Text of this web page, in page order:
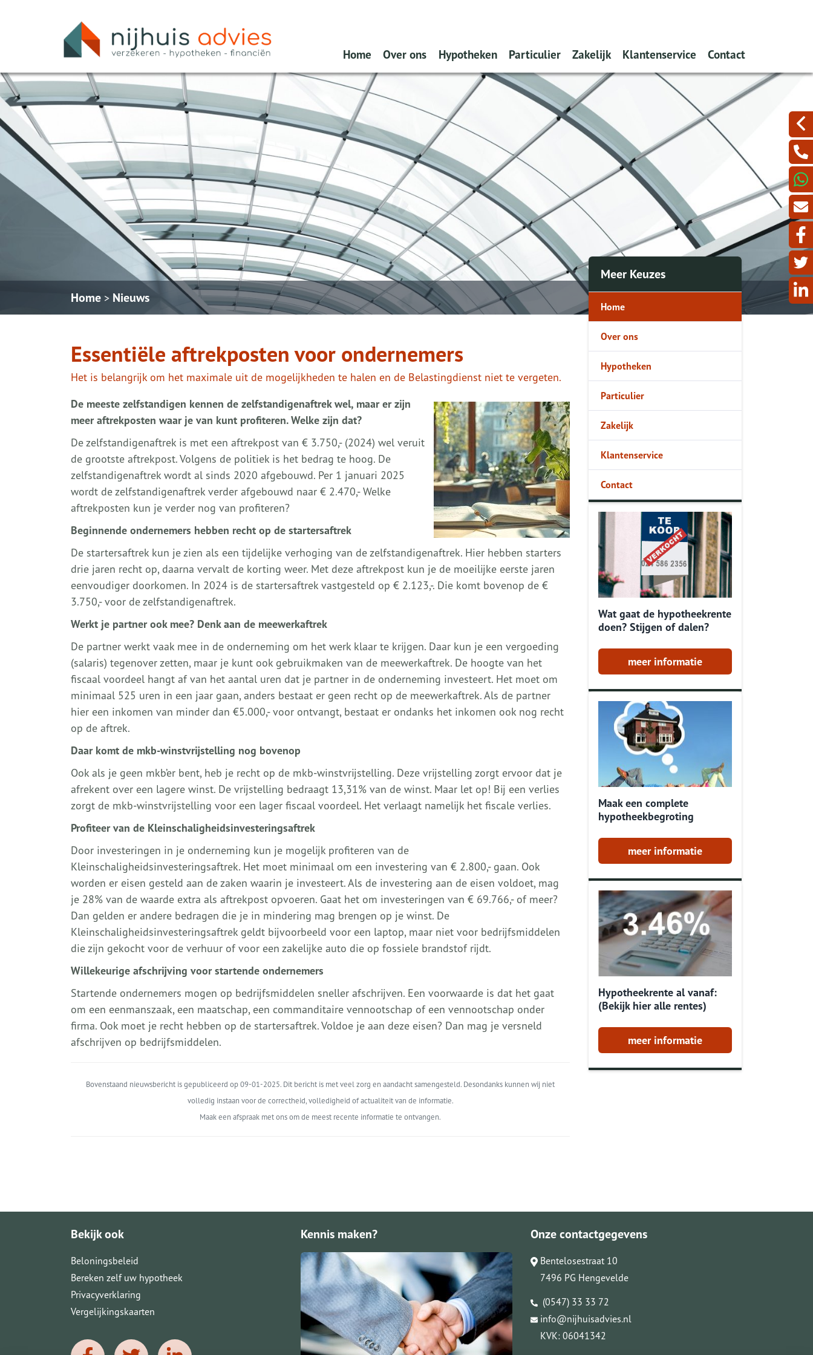
Home Over ons
Dát bedoelen we nou met
ontzorgen
Voor u: onze Service App
Wat doen wij?
Verzekeren
Spaardiensten
Pensioen
Hypotheekadvisering
Hypotheken
Oeps, een hypotheek (filmpje)
Actuele rentes
Renteverwachting
Rentealert
Bereken zelf uw hypotheek
Tips en achtergrondinformatie
Vraag hier een offerte aan
Particulier
Schade melden
Verzekeren
Pensioen
Sparen
Tijdelijk even krap?
Zakelijk
Schade melden
Ondernemers
Werkgevers
Klantenservice
Inloggen 'Mijn'-omgeving
Wijziging doorgeven?
Schade melden?
Verzekering aanvragen?
Serviceformulieren
Waardemeters
Verzekeringskaarten
Hypotheekinventarisatie
Contact
Online Afspraak
Home > Nieuws
Essentiële aftrekposten voor ondernemers
Het is belangrijk om het maximale uit de mogelijkheden te halen en de Belastingdienst niet te vergeten.
De meeste zelfstandigen kennen de zelfstandigenaftrek wel, maar er zijn
meer aftrekposten waar je van kunt profiteren. Welke zijn dat?
De zelfstandigenaftrek is met een aftrekpost van € 3.750,- (2024) wel veruit
de grootste aftrekpost. Volgens de politiek is het bedrag te hoog. De
zelfstandigenaftrek wordt al sinds 2020 afgebouwd. Per 1 januari 2025
wordt de zelfstandigenaftrek verder afgebouwd naar € 2.470,- Welke
aftrekposten kun je verder nog van profiteren?
Beginnende ondernemers hebben recht op de startersaftrek
De startersaftrek kun je zien als een tijdelijke verhoging van de zelfstandigenaftrek. Hier hebben starters
drie jaren recht op, daarna vervalt de korting weer. Met deze aftrekpost kun je de moeilijke eerste jaren
eenvoudiger doorkomen. In 2024 is de startersaftrek vastgesteld op € 2.123,-. Die komt bovenop de €
3.750,- voor de zelfstandigenaftrek.
Werkt je partner ook mee? Denk aan de meewerkaftrek
De partner werkt vaak mee in de onderneming om het werk klaar te krijgen. Daar kun je een vergoeding
(salaris) tegenover zetten, maar je kunt ook gebruikmaken van de meewerkaftrek. De hoogte van het
fiscaal voordeel hangt af van het aantal uren dat je partner in de onderneming investeert. Het moet om
minimaal 525 uren in een jaar gaan, anders bestaat er geen recht op de meewerkaftrek. Als de partner
hier een inkomen van minder dan €5.000,- voor ontvangt, bestaat er ondanks het inkomen ook nog recht
op de aftrek.
Daar komt de mkb-winstvrijstelling nog bovenop
Ook als je geen mkb’er bent, heb je recht op de mkb-winstvrijstelling. Deze vrijstelling zorgt ervoor dat je
afrekent over een lagere winst. De vrijstelling bedraagt 13,31% van de winst. Maar let op! Bij een verlies
zorgt de mkb-winstvrijstelling voor een lager fiscaal voordeel. Het verlaagt namelijk het fiscale verlies.
Profiteer van de Kleinschaligheidsinvesteringsaftrek
Door investeringen in je onderneming kun je mogelijk profiteren van de
Kleinschaligheidsinvesteringsaftrek. Het moet minimaal om een investering van € 2.800,- gaan. Ook
worden er eisen gesteld aan de zaken waarin je investeert. Als de investering aan de eisen voldoet, mag
je 28% van de waarde extra als aftrekpost opvoeren. Gaat het om investeringen van € 69.766,- of meer?
Dan gelden er andere bedragen die je in mindering mag brengen op je winst. De
Kleinschaligheidsinvesteringsaftrek geldt bijvoorbeeld voor een laptop, maar niet voor bedrijfsmiddelen
die zijn gekocht voor de verhuur of voor een zakelijke auto die op fossiele brandstof rijdt.
Willekeurige afschrijving voor startende ondernemers
Startende ondernemers mogen op bedrijfsmiddelen sneller afschrijven. Een voorwaarde is dat het gaat
om een eenmanszaak, een maatschap, een commanditaire vennootschap of een vennootschap onder
firma. Ook moet je recht hebben op de startersaftrek. Voldoe je aan deze eisen? Dan mag je versneld
afschrijven op bedrijfsmiddelen.
Bovenstaand nieuwsbericht is gepubliceerd op 09-01-2025. Dit bericht is met veel zorg en aandacht samengesteld. Desondanks kunnen wij niet
volledig instaan voor de correctheid, volledigheid of actualiteit van de informatie.
Maak een afspraak met ons om de meest recente informatie te ontvangen.
Meer Keuzes
Home
Over ons
Hypotheken
Particulier
Zakelijk
Klantenservice
Contact
Wat gaat de hypotheekrente
doen? Stijgen of dalen?
meer informatie
Maak een complete
hypotheekbegroting
meer informatie
Hypotheekrente al vanaf:
(Bekijk hier alle rentes)
meer informatie
Bekijk ook
Beloningsbeleid
Bereken zelf uw hypotheek
Privacyverklaring
Vergelijkingskaarten
Kennis maken? Onze contactgegevens
Bentelosestraat 10
7496 PG Hengevelde
(0547) 33 33 72
info@nijhuisadvies.nl
KVK: 06041342